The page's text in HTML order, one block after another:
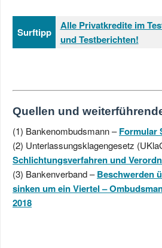
Surftipp
Alle Privatkredite im
und Testberichten!
Quellen und
(1) Bankenombudsmann –Formular
(2) Unterlassungsklagengesetz
Schlichtungsverfahren und
(3) Bankenverband –Beschwerden
sinken um ein Viertel –
2018